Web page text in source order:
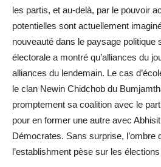
les partis, et au-delà, par le pouvoir
potentielles sont actuellement
nouveauté dans le paysage politique
électorale a montré qu’alliances du
alliances du lendemain. Le cas
le clan Newin Chidchob du
promptement sa coalition avec le
pour en former une autre avec
Démocrates. Sans surprise, l’ombre
l’establishment pèse sur les